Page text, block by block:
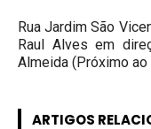
Rua Jardim São
Raul Alves em
Almeida (Próximo ao
ARTIGOS